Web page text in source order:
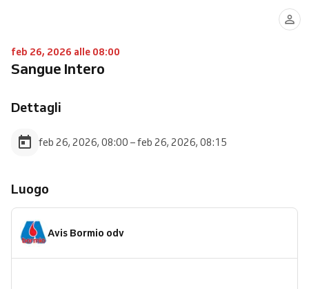
feb 26, 2026 alle 08:00
Sangue Intero
Dettagli
feb 26, 2026, 08:00 – feb 26, 2026, 08:15
Luogo
Avis Bormio odv